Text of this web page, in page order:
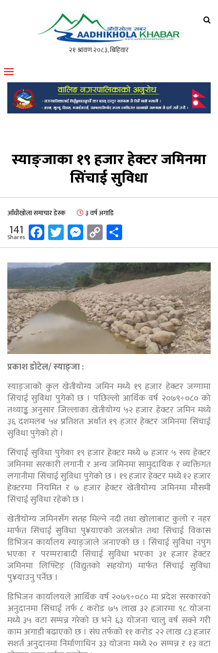
मोफसलकै लोकप्रिय अनलाइन पत्रिका
स्याङ्जाका १९ हजार हेक्टर जमिनमा
सिंचाई सुविधा
आँधीखोला समाचार डेस्क ३ वर्ष अगाडि
141
Shares Facebook
Twitter
Messenger
Copy
Link
प्रकाश डोटेल/स्याङ्जा :
स्याङ्जाको कुल खेतीयोग्य जमिन मध्ये १९ हजार हेक्टर जग्गामा
सिंचाई सुविधा पुगेको छ । पछिल्लो आर्थिक वर्ष २०७९÷०८० को
तथ्याङ्क अनुसार जिल्लाका खेतीयोग्य ५२ हजार हेक्टर जमिन मध्ये
३६ दशमलब ५४ प्रतिशत अर्थात १९ हजार हेक्टर जमिनमा सिंचाई
सुविधा पुगेको हो ।
सिंचाई सुविधा पुगेका १९ हजार हेक्टर मध्ये ७ हजार ५ सय हेक्टर
जमिनमा सरकारी लगानी र अन्य जमिनमा सामुदायिक र व्यक्तिगत
लगानीमा सिंचाई सुविधा पुगेको छ । १९ हजार हेक्टर मध्ये १२ हजार
हेक्टरमा नियमित र ७ हजार हेक्टर खेतीयोग्य जमिनमा मौसमी
सिंचाई सुविधा रहेको छ ।
खेतीयोग्य जमिनसँग सतह मिल्ने नदी तथा खोलाबाट कुलो र नहर
मार्फत सिंचाई सुविधा पु¥याएको जलश्रोत तथा सिंचाई विकास
डिभिजन कार्यालय स्याङ्जाले जनाएको छ । सिंचाई सुविधा नपुग
भएका र परम्पराबादी सिंचाई सुविधा भएका ३१ हजार हेक्टर
जमिनमा लिफ्टिङ् (विद्युतको सहयोग) मार्फत सिंचाई सुविधा
पु¥याउनु पर्नेछ ।
डिभिजन कार्यालयले आर्थिक वर्ष २०७९÷०८० मा प्रदेश सरकारको
अनुदानमा सिंचाई तर्फ ८ करोड ७५ लाख ३२ हजारमा ९८ योजना
मध्ये ३५ वटा सम्पन्न गरेको छ भने ६३ योजना चालु वर्ष सक्ने गरी
काम अगाडी बढाएको छ । संघ तर्फको ११ करोड २२ लाख ८३ हजार
सशर्त अनुदानमा निर्माणाधिन ३३ योजना मध्ये २० सम्पन्न र १३ वटा